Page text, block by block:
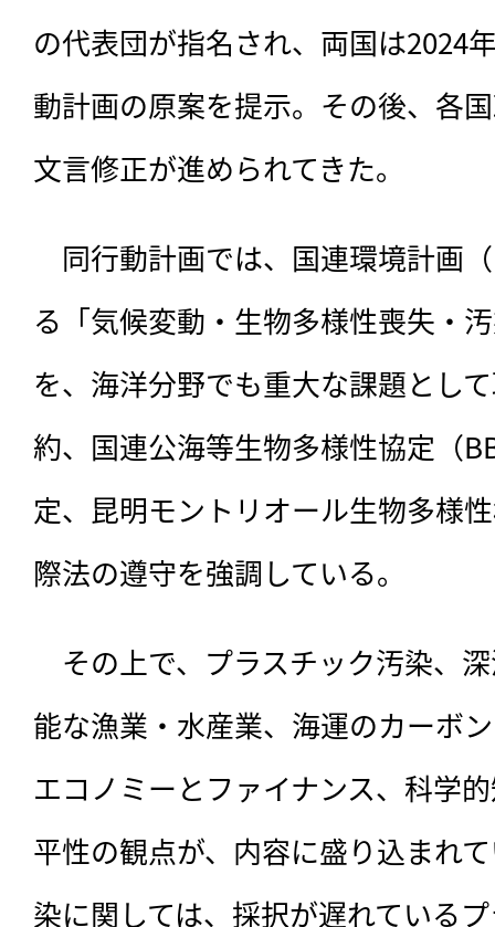
の代表団が指名され、両国は2024
動計画の原案を提示。その後、各
文言修正が進められてきた。
同行動計画では、国連環境計画
る「気候変動・生物多様性喪失・
を、海洋分野でも重大な課題とし
約、国連公海等生物多様性協定（
定、昆明モントリオール生物多様
際法の遵守を強調している。
その上で、プラスチック汚染、
能な漁業・水産業、海運のカーボ
エコノミーとファイナンス、科学
平性の観点が、内容に盛り込まれ
染に関しては、採択が遅れている